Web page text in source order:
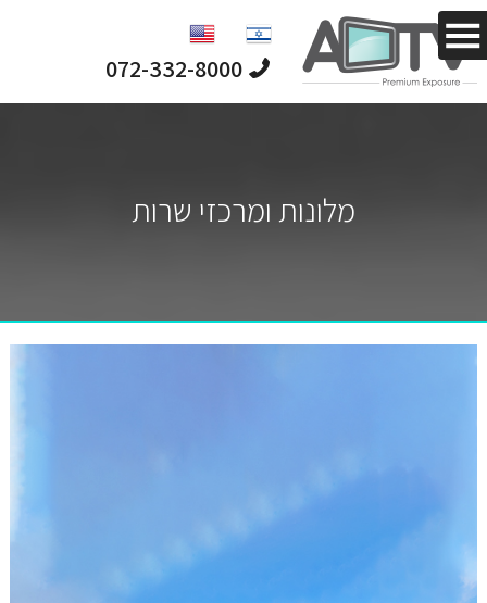
מחפש לפרסם
לקהל ייחודי
וממוקד?
072-332-8000
מלונות ומרכזי שרות